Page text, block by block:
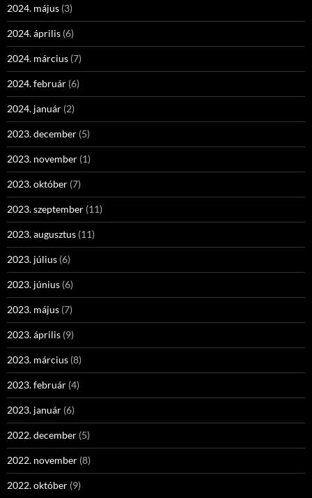
2024. május (3)
2024. április (6)
2024. március (7)
2024. február (6)
2024. január (2)
2023. december (5)
2023. november (1)
2023. október (7)
2023. szeptember (11)
2023. augusztus (11)
2023. július (6)
2023. június (6)
2023. május (7)
2023. április (9)
2023. március (8)
2023. február (4)
2023. január (6)
2022. december (5)
2022. november (8)
2022. október (9)